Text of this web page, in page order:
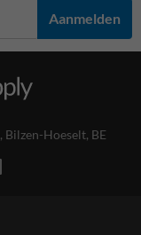
Aanmelden
, Bilzen-Hoeselt, BE